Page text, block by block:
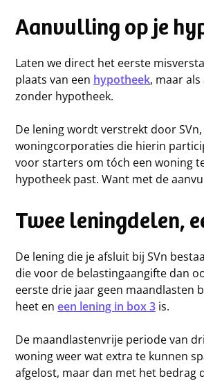
Aanvulling op je
Laten we direct het eerste
plaats van een hypotheek, maar
zonder hypotheek.
De lening wordt verstrekt door
woningcorporaties die hierin
voor starters om tóch een woning
hypotheek past. Want met de
Twee leningdelen,
De lening die je afsluit bij SVn
die voor de belastingaangifte dan
eerste drie jaar geen maandlasten
heet en een lening in box 3 is.
De maandlastenvrije periode van
woning weer wat extra te kunnen
afgelost, maar dan met het bedrag